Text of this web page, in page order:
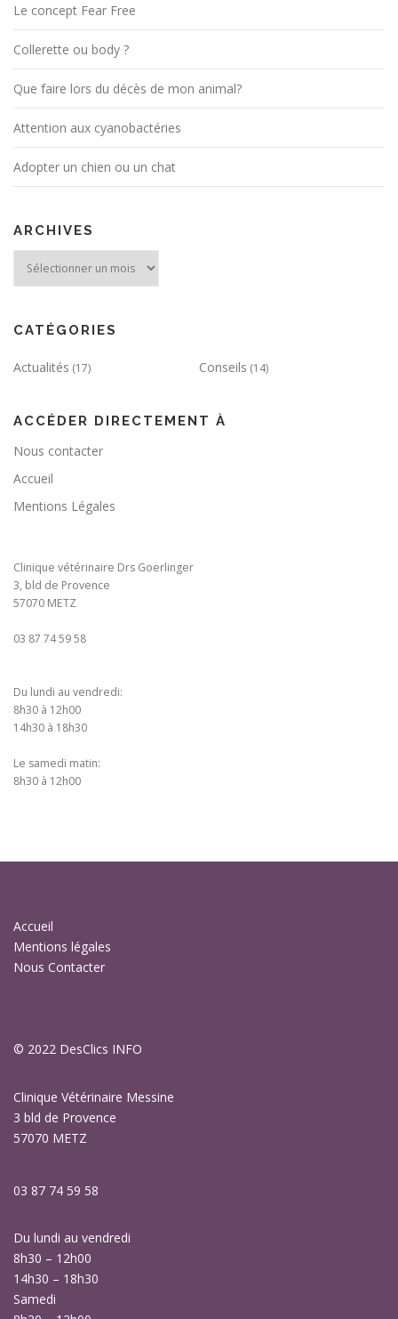
Le concept Fear Free
Collerette ou body ?
Que faire lors du décès de mon animal?
Attention aux cyanobactéries
Adopter un chien ou un chat
ARCHIVES
CATÉGORIES
Actualités (17) Conseils (14)
ACCÉDER DIRECTEMENT À
Nous contacter
Accueil
Mentions Légales
Clinique vétérinaire Drs Goerlinger
3, bld de Provence
57070 METZ
03 87 74 59 58
Du lundi au vendredi:
8h30 à 12h00
14h30 à 18h30
Le samedi matin:
8h30 à 12h00
Accueil
Mentions légales
Nous Contacter
© 2022 DesClics INFO
Clinique Vétérinaire Messine
3 bld de Provence
57070 METZ
03 87 74 59 58
Du lundi au vendredi
8h30 – 12h00
14h30 – 18h30
Samedi